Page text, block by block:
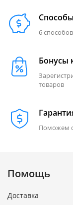
6
Бонусы
товаров
Поможем
Помощь
Доставка